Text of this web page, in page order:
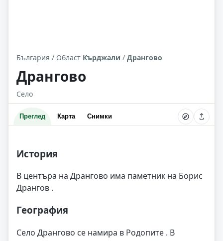
България / Област Кърджали / Дрангово
Дрангово
Село
Преглед Карта Снимки
История
В центъра на Дрангово има паметник на Борис
Дрангов .
География
Село Дрангово се намира в Родопите . В